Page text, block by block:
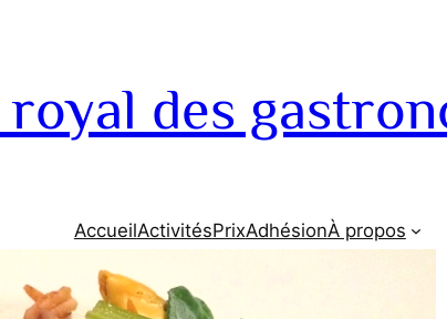
des
AccueilActivitésPrixAdhésionÀ propos